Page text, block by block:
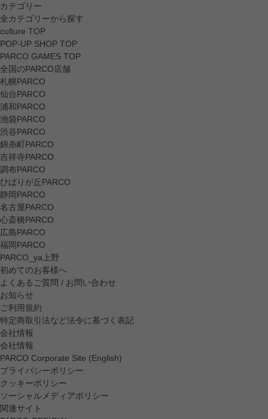
カテゴリー
全カテゴリーから探す
culture TOP
POP-UP SHOP TOP
PARCO GAMES TOP
全国のPARCO店舗
札幌PARCO
仙台PARCO
浦和PARCO
池袋PARCO
渋谷PARCO
錦糸町PARCO
吉祥寺PARCO
調布PARCO
ひばりが丘PARCO
静岡PARCO
名古屋PARCO
心斎橋PARCO
広島PARCO
福岡PARCO
PARCO_ya上野
初めてのお客様へ
よくあるご質問 / お問い合わせ
お知らせ
ご利用規約
特定商取引法など法令に基づく表記
会社情報
会社情報
PARCO Corporate Site (English)
プライバシーポリシー
クッキーポリシー
ソーシャルメディアポリシー
関連サイト